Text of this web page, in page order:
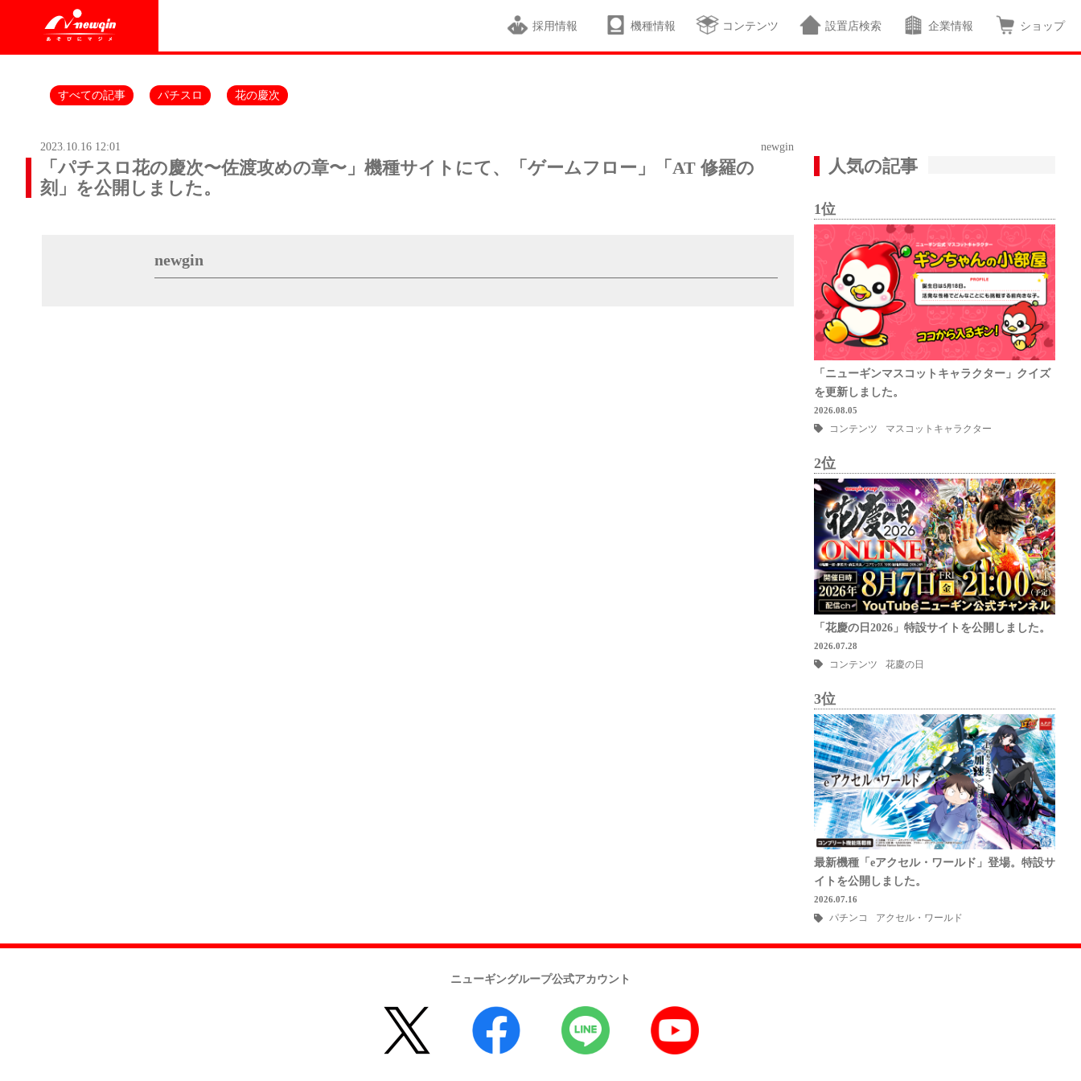
採用情報 機種情報 コンテンツ 設置店検索 企業情報 ショップ
すべての記事 パチスロ 花の慶次
2023.10.16 12:01 newgin
「パチスロ花の慶次〜佐渡攻めの章〜」機種サイトにて、「ゲームフロー」「AT 修羅の
刻」を公開しました。
newgin
人気の記事
1位
「ニューギンマスコットキャラクター」クイズ
を更新しました。
2026.08.05
コンテンツ マスコットキャラクター
2位
「花慶の日2026」特設サイトを公開しました。
2026.07.28
コンテンツ 花慶の日
3位
最新機種「eアクセル・ワールド」登場。特設サ
イトを公開しました。
2026.07.16
パチンコ アクセル・ワールド
ニューギングループ公式アカウント